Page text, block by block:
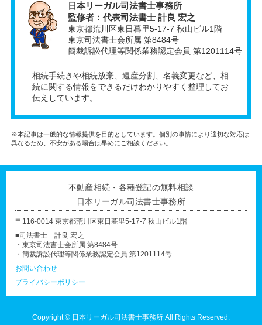
日本リーガル司法書士事務所
監修者：代表司法書士 計良 宏之
東京都荒川区東日暮里5-17-7 秋山ビル1階
東京司法書士会所属 第8484号
簡裁訴訟代理等関係業務認定会員 第1201114号
相続手続きや相続放棄、遺産分割、名義変更など、相
続に関する情報をできるだけわかりやすく整理してお
伝えしています。
※本記事は一般的な情報提供を目的としています。個別の事情により適切な対応は
異なるため、不安がある場合は早めにご相談ください。
不動産相続・各種登記の無料相談
日本リーガル司法書士事務所
〒116-0014 東京都荒川区東日暮里5-17-7 秋山ビル1階
■司法書士 計良 宏之
・東京司法書士会所属 第8484号
・簡裁訴訟代理等関係業務認定会員 第1201114号
お問い合わせ
プライバシーポリシー
Copyright © 日本リーガル司法書士事務所 All Rights Reserved.